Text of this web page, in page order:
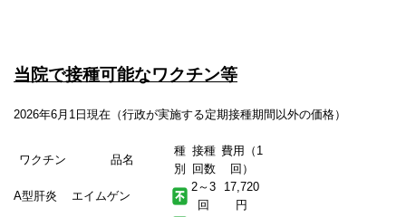
当院で接種可能なワクチン等
2026年6月1日現在（行政が実施する定期接種期間以外の価格）
ワクチン 品名
種
別
接種
回数
費用（1
回）
A型肝炎
エイムゲン
2～3
回
17,720
円